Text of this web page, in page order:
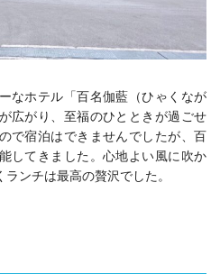
なホテル「百名伽藍（ひゃくなが
広がり、至福のひとときが過ごせ
で宿泊はできませんでしたが、 百
してきました。心地よい風に吹か
ンチは最高の贅沢でした。